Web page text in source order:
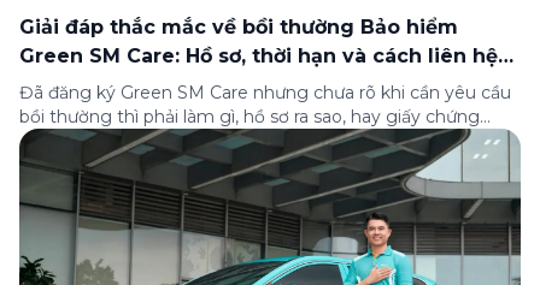
Giải đáp thắc mắc về bồi thường Bảo hiểm
Green SM Care: Hồ sơ, thời hạn và cách liên hệ
hỗ trợ
Đã đăng ký Green SM Care nhưng chưa rõ khi cần yêu cầu
bồi thường thì phải làm gì, hồ sơ ra sao, hay giấy chứng
nhận bảo hiểm tìm ở đâu? Bài viết này tổng hợp đầy đủ các
câu hỏi thường gặp nhất về quy trình bồi thường và hỗ trợ
của Green […]